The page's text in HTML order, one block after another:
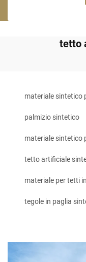
tetto
materiale sintetico
palmizio sintetico
materiale sintetico
tetto artificiale
materiale per tetti
tegole in paglia